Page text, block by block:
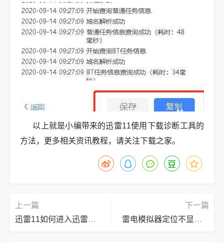
以上就是小编带来的迅雷11使用下载诊断工具的
方法，更多相关资讯教程，请关注下载之家。
上一篇
迅雷11如何进入迅雷论坛？迅雷11进入迅雷论坛的方法
下一篇
雷电模拟器定位不显示地图怎么办？雷电模拟器定位显示地图的方法